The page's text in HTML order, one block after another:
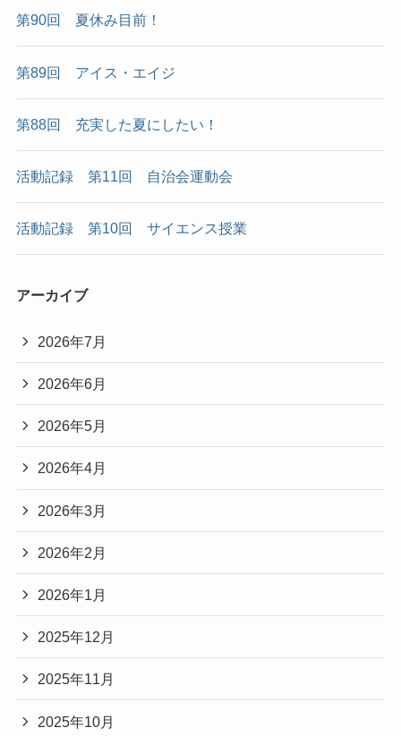
第90回 夏休み目前！
第89回 アイス・エイジ
第88回 充実した夏にしたい！
活動記録 第11回 自治会運動会
活動記録 第10回 サイエンス授業
アーカイブ
2026年7月
2026年6月
2026年5月
2026年4月
2026年3月
2026年2月
2026年1月
2025年12月
2025年11月
2025年10月